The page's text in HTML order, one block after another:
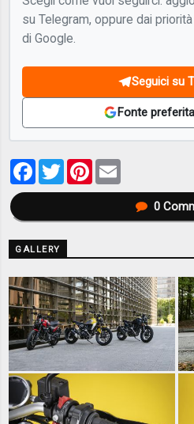
su Telegram, oppure dai
di Google.
Seguici su
Fonte
Facebook
TwitterPinterest
0
GALLERY